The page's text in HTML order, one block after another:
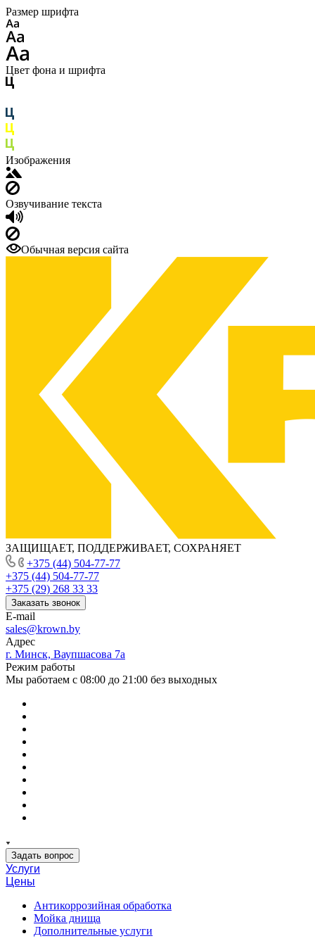
Размер шрифта
Цвет фона и шрифта
Изображения
Озвучивание текста
Обычная версия сайта
ЗАЩИЩАЕТ, ПОДДЕРЖИВАЕТ, СОХРАНЯЕТ
+375 (44) 504-77-77
+375 (44) 504-77-77
+375 (29) 268 33 33
Заказать звонок
E-mail
sales@krown.by
Адрес
г. Минск, Ваупшасова 7а
Режим работы
Мы работаем с 08:00 до 21:00 без выходных
Задать вопрос
Услуги
Цены
Антикоррозийная обработка
Мойка днища
Дополнительные услуги